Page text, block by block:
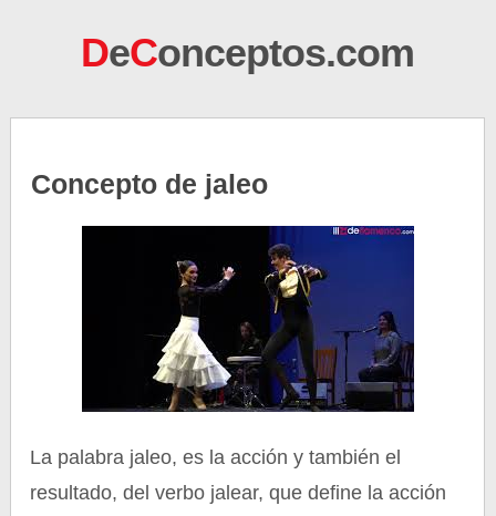
DeConceptos.com
Concepto de jaleo
La palabra jaleo, es la acción y también el
resultado, del verbo jalear, que define la acción